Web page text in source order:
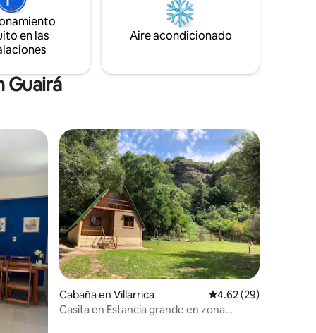
y todo
en las
Aire acondicionado
Guairá
Cabaña en Villarrica Calificación
4.62 (29)
Casita en Estancia grande en zona